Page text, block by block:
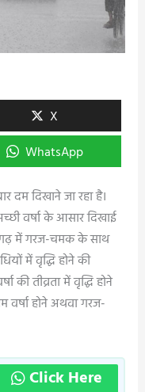
X
WhatsApp
दम दिखाने जा रहा है।
वर्षा के आसार दिखाई
में गरज-चमक के साथ
में वृद्धि होने की
की तीव्रता में वृद्धि होने
वर्षा होने अथवा गरज-
Click Here